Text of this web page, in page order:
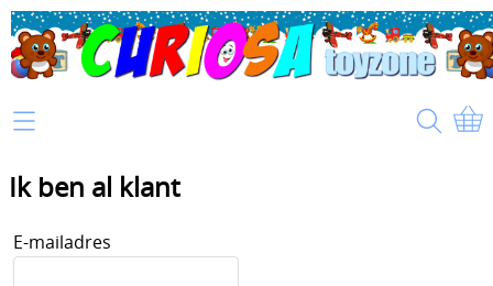
Home
Info
Mijn account
Ik ben al klant
E-mailadres